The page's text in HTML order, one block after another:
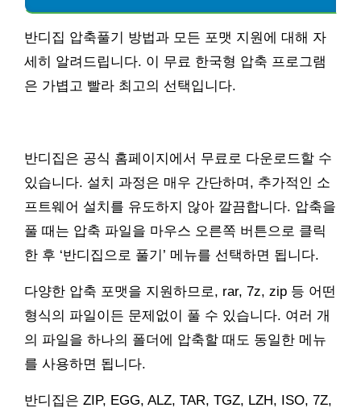
반디집 압축풀기 방법과 모든 포맷 지원에 대해 자
세히 알려드립니다. 이 무료 한국형 압축 프로그램
은 가볍고 빨라 최고의 선택입니다.
반디집은 공식 홈페이지에서 무료로 다운로드할 수
있습니다. 설치 과정은 매우 간단하며, 추가적인 소
프트웨어 설치를 유도하지 않아 깔끔합니다. 압축을
풀 때는 압축 파일을 마우스 오른쪽 버튼으로 클릭
한 후 ‘반디집으로 풀기’ 메뉴를 선택하면 됩니다.
다양한 압축 포맷을 지원하므로, rar, 7z, zip 등 어떤
형식의 파일이든 문제없이 풀 수 있습니다. 여러 개
의 파일을 하나의 폴더에 압축할 때도 동일한 메뉴
를 사용하면 됩니다.
반디집은 ZIP, EGG, ALZ, TAR, TGZ, LZH, ISO, 7Z,